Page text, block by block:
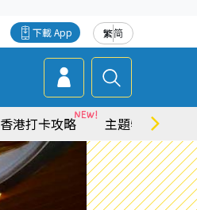
繁简
下載 App
香港打卡攻略 主題特集